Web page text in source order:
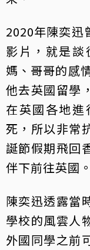
2020年陳奕
影片，就是
媽、哥哥的感
他去英國留學
在英國各地
死，所以非常
誕節假期飛回
伴下前往英國。
陳奕迅透露當
學校的風雲人
外國同學之前